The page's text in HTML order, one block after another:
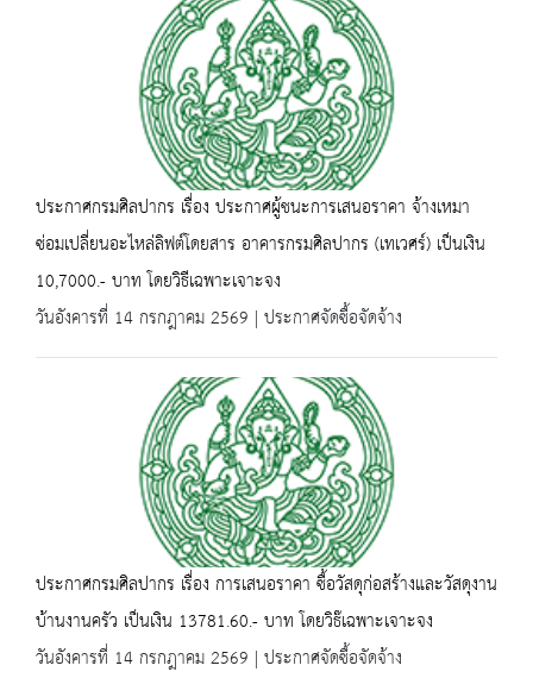
ประกาศกรมศิลปากร เรื่อง ประกาศผู้ชนะการเสนอราคา จ้างเหมา
ซ่อมเปลี่ยนอะไหล่ลิฟต์โดยสาร อาคารกรมศิลปากร (เทเวศร์) เป็นเงิน
10,7000.- บาท โดยวิธีเฉพาะเจาะจง
วันอังคารที่ 14 กรกฎาคม 2569 | ประกาศจัดซื้อจัดจ้าง
ประกาศกรมศิลปากร เรื่อง การเสนอราคา ซื้อวัสดุก่อสร้างและวัสดุงาน
บ้านงานครัว เป็นเงิน 13781.60.- บาท โดยวิธ๊เฉพาะเจาะจง
วันอังคารที่ 14 กรกฎาคม 2569 | ประกาศจัดซื้อจัดจ้าง